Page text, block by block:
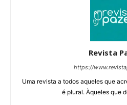
Revista
https://
Uma revista a todos aqueles que
é plural. Àqueles que